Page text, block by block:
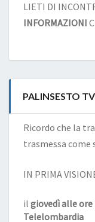
LIETI DI
INFORMAZIONI
PALINSESTO TV
Ricordo che la
trasmessa come
IN PRIMA
il giovedì alle ore
Telelombardia